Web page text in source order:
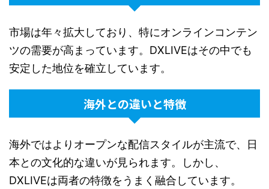
市場は年々拡大しており、特にオンラインコンテン
ツの需要が高まっています。DXLIVEはその中でも
安定した地位を確立しています。
海外との違いと特徴
海外ではよりオープンな配信スタイルが主流で、日
本との文化的な違いが見られます。しかし、
DXLIVEは両者の特徴をうまく融合しています。